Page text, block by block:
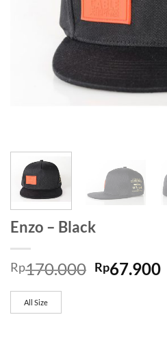
Enzo – Black
Rp170.000 Rp67.900
All Size